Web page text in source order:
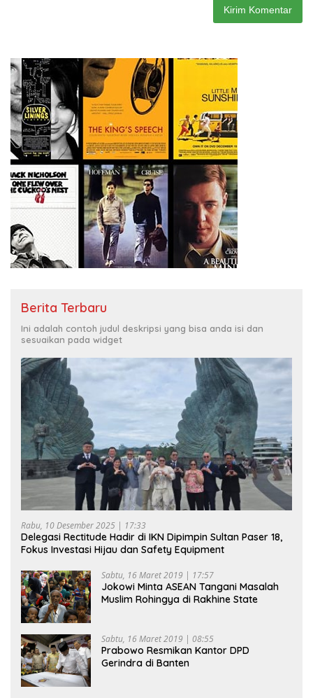
Berita Terbaru
Ini adalah contoh judul deskripsi yang bisa anda isi dan
sesuaikan pada widget
Rabu, 10 Desember 2025 | 17:33
Delegasi Rectitude Hadir di IKN Dipimpin Sultan Paser 18,
Fokus Investasi Hijau dan Safety Equipment
Sabtu, 16 Maret 2019 | 17:57
Jokowi Minta ASEAN Tangani Masalah
Muslim Rohingya di Rakhine State
Sabtu, 16 Maret 2019 | 08:55
Prabowo Resmikan Kantor DPD
Gerindra di Banten